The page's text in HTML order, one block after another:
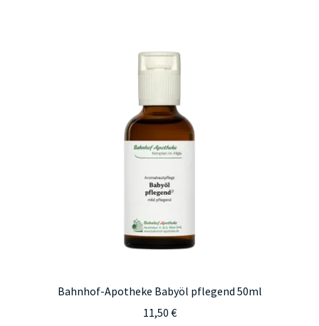
Bahnhof-Apotheke Babyöl pflegend 50ml
11,50 €